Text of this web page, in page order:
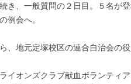
、一般質問の２日目。５名が登
例会へ。
地元定塚校区の連合自治会の役
イオンズクラブ献血ボランティ